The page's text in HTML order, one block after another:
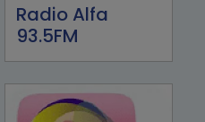
Radio Alfa
93.5FM